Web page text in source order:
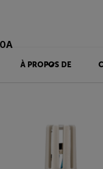
À PROPOS DE